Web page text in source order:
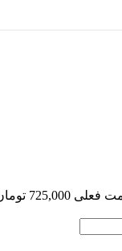
725,000 تومان است.